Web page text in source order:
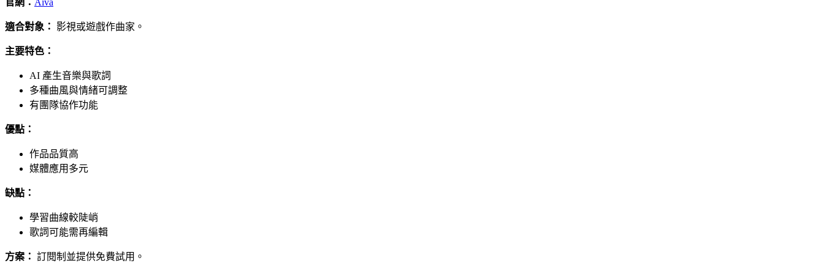
官網： Aiva
適合對象： 影視或遊戲作曲家。
主要特色：
AI 產生音樂與歌詞
多種曲風與情緒可調整
有團隊協作功能
優點：
作品品質高
媒體應用多元
缺點：
學習曲線較陡峭
歌詞可能需再編輯
方案： 訂閱制並提供免費試用。